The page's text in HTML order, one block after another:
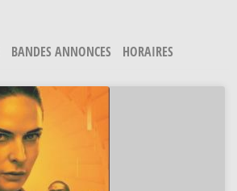
BANDES ANNONCES HORAIRES